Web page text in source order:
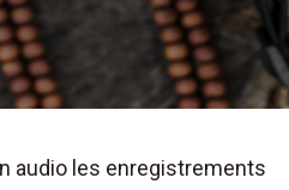
audio les enregistrements